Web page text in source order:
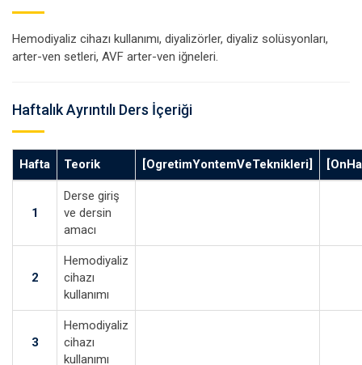
Hemodiyaliz cihazı kullanımı, diyalizörler, diyaliz solüsyonları,
arter-ven setleri, AVF arter-ven iğneleri.
Haftalık Ayrıntılı Ders İçeriği
Hafta Teorik [OgretimYontemVeTeknikleri]
1
Derse giriş
ve dersin
amacı
2
Hemodiyaliz
cihazı
kullanımı
3
Hemodiyaliz
cihazı
kullanımı